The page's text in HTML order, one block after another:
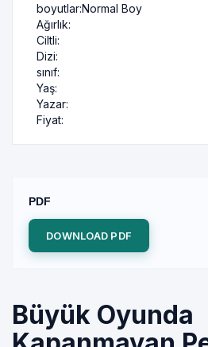
boyutlar:Normal Boy
Ağırlık:
Ciltli:
Dizi:
sınıf:
Yaş:
Yazar:
Fiyat:
PDF
DOWNLOAD PDF
Büyük Oyunda